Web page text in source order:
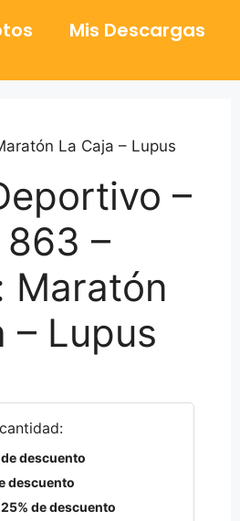
Mis Descargas
La Caja – Lupus
–
–
Maratón
– Lupus
descuento
descuento
25% de descuento